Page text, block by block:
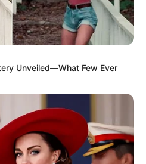
Unveiled—What Few Ever